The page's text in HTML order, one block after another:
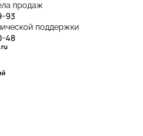
продаж
93
поддержки
48